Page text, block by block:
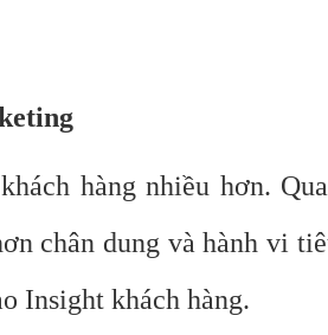
hàng nhiều hơn.
chân dung và hành vi
Insight khách hàng.